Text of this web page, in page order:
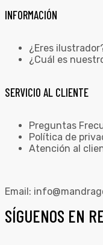
INFORMACIÓN
¿Eres
¿Cuál es
SERVICIO AL CLIENTE
Preguntas
Política de
Atención al
Email:
SÍGUENOS EN